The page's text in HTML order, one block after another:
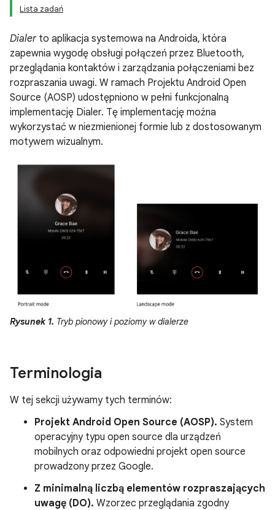
Lista zadań
Dialerto aplikacja systemowa na Androida, która
zapewnia wygodę obsługi połączeń przez Bluetooth,
przeglądania kontaktów i zarządzania połączeniami bez
rozpraszania uwagi. W ramach Projektu Android Open
Source (AOSP) udostępniono w pełni funkcjonalną
implementację Dialer. Tę implementację można
wykorzystać w niezmienionej formie lub z dostosowanym
motywem wizualnym.
Rysunek 1. Tryb pionowy i poziomy w dialerze
Terminologia
W tej sekcji używamy tych terminów:
Projekt Android Open Source (AOSP). System
operacyjny typu open source dla urządzeń
mobilnych oraz odpowiedni projekt open source
prowadzony przez Google.
Z minimalną liczbą elementów rozpraszających
uwagę (DO). Wzorzec przeglądania zgodny